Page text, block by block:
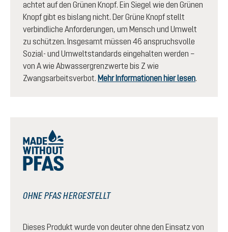
achtet auf den Grünen Knopf. Ein Siegel wie den Grünen
Knopf gibt es bislang nicht. Der Grüne Knopf stellt
verbindliche Anforderungen, um Mensch und Umwelt
zu schützen. Insgesamt müssen 46 anspruchsvolle
Sozial- und Umweltstandards eingehalten werden –
von A wie Abwassergrenzwerte bis Z wie
Zwangsarbeitsverbot. Mehr Informationen hier lesen
OHNE PFAS HERGESTELLT
Dieses Produkt wurde von deuter ohne den Einsatz von